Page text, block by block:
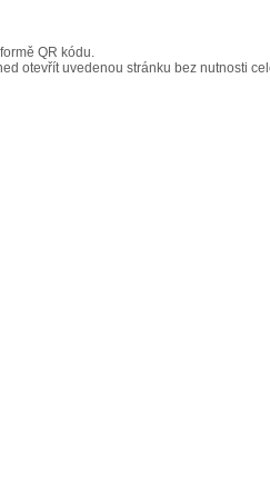
QR kódu.
otevřít uvedenou stránku bez nutnosti